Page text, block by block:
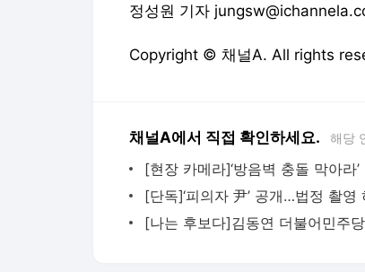
정성원 기자
Copyright © 채널A. All rights
채널A에서 직접 확인하세요. 해당
[단독]‘피의자 尹’ 공개…법정 촬영